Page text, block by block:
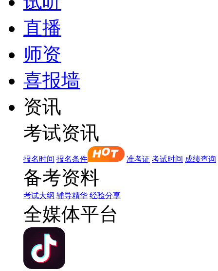
直播
师资
喜报墙
资讯
考试资讯
报名时间 报名条件 准考证 考试时间 成绩查询
备考资料
考试大纲 辅导精华 经验分享
全媒体平台